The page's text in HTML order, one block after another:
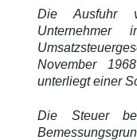
Die Ausfuhr
November
unterliegt einer
Die Steuer